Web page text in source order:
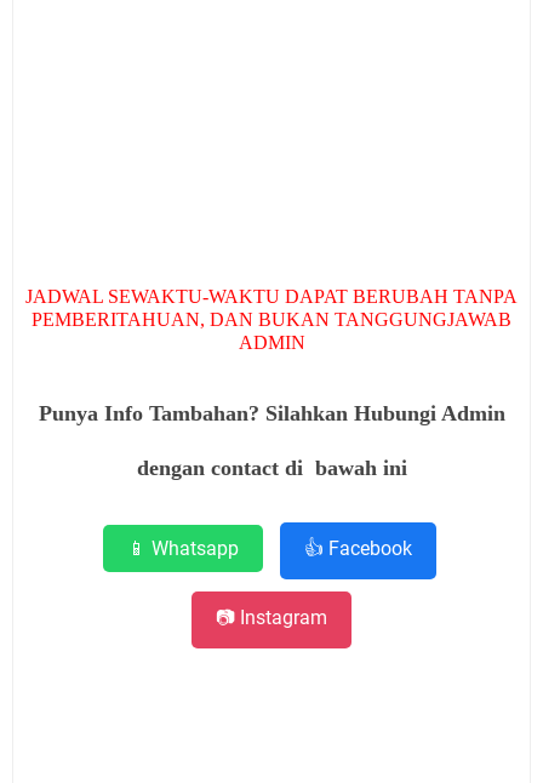
JADWAL SEWAKTU-WAKTU DAPAT BERUBAH TANPA
PEMBERITAHUAN, DAN BUKAN TANGGUNGJAWAB
ADMIN
Punya Info Tambahan? Silahkan Hubungi Admin
dengan contact di bawah ini
📱 Whatsapp 👍 Facebook
📷 Instagram